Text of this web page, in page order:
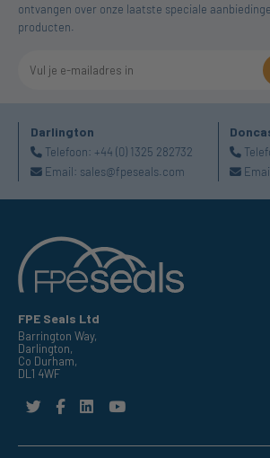
ontvangen over onze laatste speciale
producten.
Darlington
Telefoon: +44 (0) 1325 282732
Email: sales@fpeseals.com
FPE Seals Ltd
Barrington Way,
Darlington,
Co Durham,
DL1 4WF